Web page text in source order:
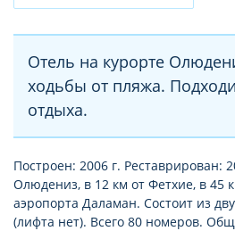
Отель на курорте
ходьбы от пляжа.
отдыха.
Построен: 2006 г. Реставрирован:
Олюдениз, в 12 км от Фетхие, в 45
аэропорта Даламан. Состоит из
(лифта нет). Всего 80 номеров.